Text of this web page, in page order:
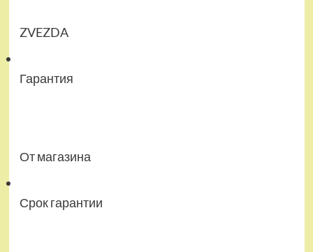
ZVEZDA
Гарантия
От магазина
Срок гарантии